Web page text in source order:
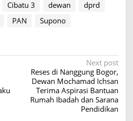
K
i
a
s
D
Cibatu 3 dewan
dprd
PAN
Supono
Next post
Reses di Nanggung Bogor,
Dewan Mochamad Ichsan
Terima Aspirasi Bantuan
Rumah Ibadah dan Sarana
Pendidikan